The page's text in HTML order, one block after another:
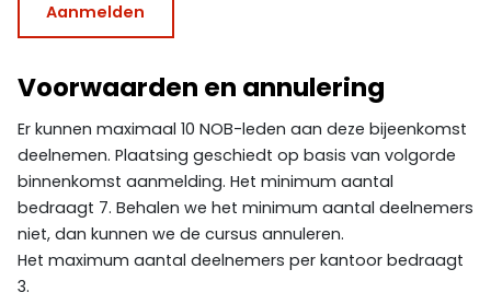
Aanmelden
Voorwaarden en annulering
Er kunnen maximaal 10 NOB-leden aan deze bijeenkomst
deelnemen. Plaatsing geschiedt op basis van volgorde
binnenkomst aanmelding. Het minimum aantal
bedraagt 7. Behalen we het minimum aantal deelnemers
niet, dan kunnen we de cursus annuleren.
Het maximum aantal deelnemers per kantoor bedraagt
3.